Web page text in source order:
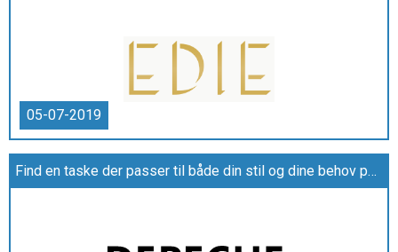
05-07-2019
Find en taske der passer til både din stil og dine behov på www.depeche-denmark.dk